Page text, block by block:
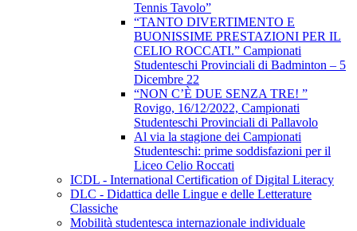
Tennis Tavolo”
“TANTO DIVERTIMENTO E
BUONISSIME PRESTAZIONI PER IL
CELIO ROCCATI.” Campionati
Studenteschi Provinciali di Badminton – 5
Dicembre 22
“NON C’È DUE SENZA TRE! ”
Rovigo, 16/12/2022, Campionati
Studenteschi Provinciali di Pallavolo
Al via la stagione dei Campionati
Studenteschi: prime soddisfazioni per il
Liceo Celio Roccati
ICDL - International Certification of Digital Literacy
DLC - Didattica delle Lingue e delle Letterature
Classiche
Mobilità studentesca internazionale individuale